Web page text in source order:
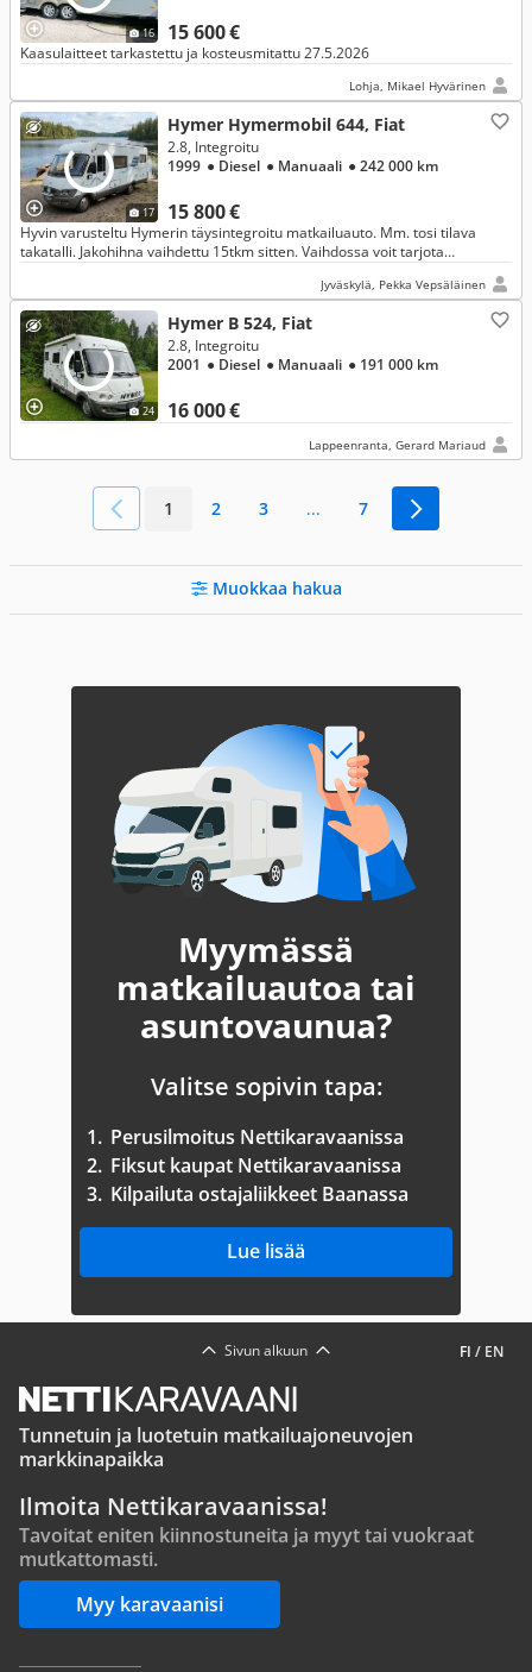
16 15 600 €
Kaasulaitteet tarkastettu ja kosteusmitattu 27.5.2026
Lohja, Mikael Hyvärinen
17
Hymer Hymermobil 644, Fiat
15 800 €
2.8, Integroitu
1999 ● Diesel ● Manuaali ● 242 000 km
Hyvin varusteltu Hymerin täysintegroitu matkailuauto. Mm. tosi tilava
takatalli. Jakohihna vaihdettu 15tkm sitten. Vaihdossa voit tarjota
Jyväskylä, Pekka Vepsäläinen
24
Hymer B 524, Fiat
16 000 €
2.8, Integroitu
2001 ● Diesel ● Manuaali ● 191 000 km
Lappeenranta, Gerard Mariaud
1 2 3 ... 7
Muokkaa hakua
Myymässä
matkailuautoa tai
asuntovaunua?
Valitse sopivin tapa:
1. Perusilmoitus Nettikaravaanissa
2. Fiksut kaupat Nettikaravaanissa
3. Kilpailuta ostajaliikkeet Baanassa
Lue lisää
FI / EN
Sivun alkuun
Tunnetuin ja luotetuin matkailuajoneuvojen
markkinapaikka
Ilmoita Nettikaravaanissa!
Tavoitat eniten kiinnostuneita ja myyt tai vuokraat
mutkattomasti.
Myy karavaanisi